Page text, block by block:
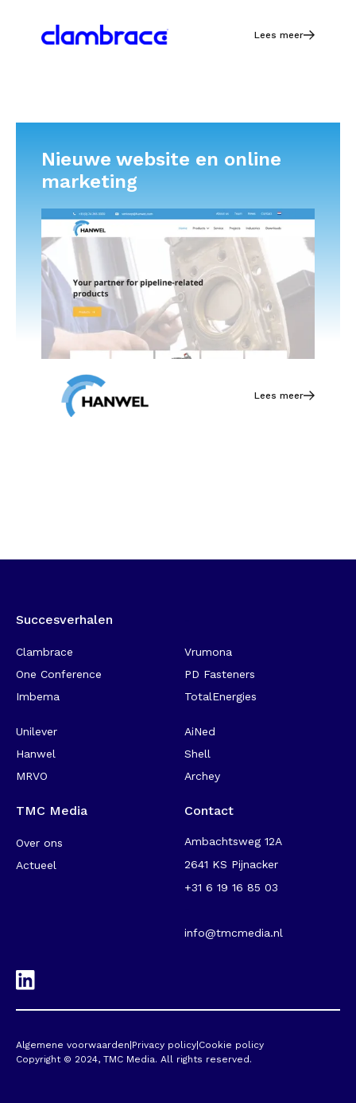
Lees meer
Nieuwe website en online
marketing
Lees meer
Succesverhalen
Clambrace
One Conference
Imbema
Vrumona
PD Fasteners
TotalEnergies
Unilever
Hanwel
MRVO
AiNed
Shell
Archey
TMC Media
Over ons
Actueel
Contact
Ambachtsweg 12A
2641 KS Pijnacker
+31 6 19 16 85 03
info@tmcmedia.nl
Copyright © 2024, TMC Media. All rights reserved.
Algemene voorwaarden|Privacy policy|Cookie policy